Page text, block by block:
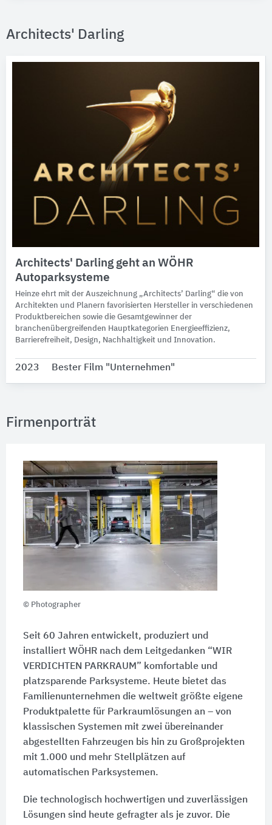
Architects' Darling
Architects' Darling geht an WÖHR
Autoparksysteme
Heinze ehrt mit der Auszeichnung „Architects’ Darling“ die von
Architekten und Planern favorisierten Hersteller in verschiedenen
Produktbereichen sowie die Gesamtgewinner der
branchenübergreifenden Hauptkategorien Energieeffizienz,
Barrierefreiheit, Design, Nachhaltigkeit und Innovation.
2023 Bester Film "Unternehmen"
Firmenporträt
© Photographer
Seit 60 Jahren entwickelt, produziert und
installiert WÖHR nach dem Leitgedanken “WIR
VERDICHTEN PARKRAUM” komfortable und
platzsparende Parksysteme. Heute bietet das
Familienunternehmen die weltweit größte eigene
Produktpalette für Parkraumlösungen an – von
klassischen Systemen mit zwei übereinander
abgestellten Fahrzeugen bis hin zu Großprojekten
mit 1.000 und mehr Stellplätzen auf
automatischen Parksystemen.
Die technologisch hochwertigen und zuverlässigen
Lösungen sind heute gefragter als je zuvor. Die